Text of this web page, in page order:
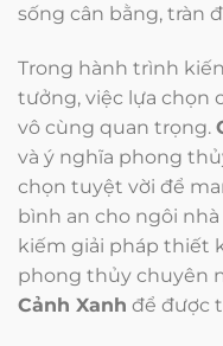
sống cân bằng, tràn
Trong hành trình
tưởng, việc lựa chọn
vô cùng quan trọng.
và ý nghĩa phong
chọn tuyệt vời để
bình an cho ngôi
kiếm giải pháp thiết
phong thủy chuyên
Cảnh Xanh để được